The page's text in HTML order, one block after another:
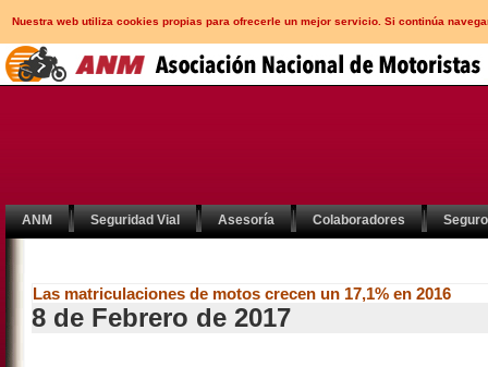
Nuestra web utiliza cookies propias para ofrecerle un mejor servicio. Si continúa
ANM Seguridad Vial Asesoría Colaboradores
Las matriculaciones de motos crecen un 17,1% en 2016
8 de Febrero de 2017